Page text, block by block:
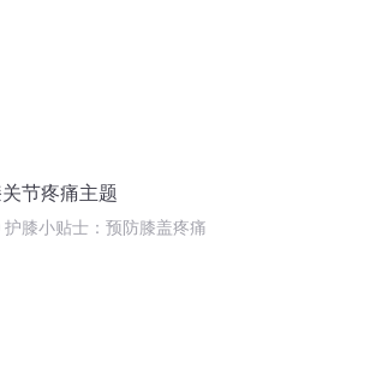
节疼痛主题
护膝小贴士：预防膝盖疼痛